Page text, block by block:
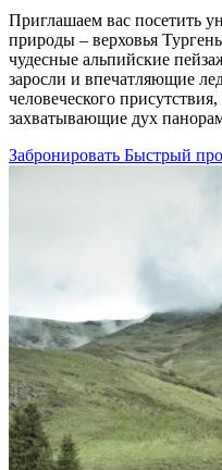
Приглашаем вас посетить
природы – верховья
чудесные альпийские
заросли и впечатляющие
человеческого
захватывающие дух
Забронировать Быстрый